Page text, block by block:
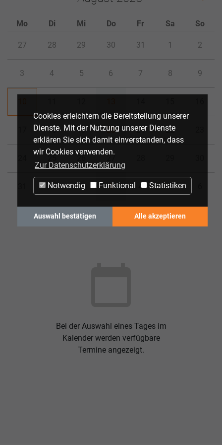
Cookies erleichtern die Bereitstellung unserer
Dienste. Mit der Nutzung unserer Dienste
erklären Sie sich damit einverstanden, dass
wir Cookies verwenden.
Zur Datenschutzerklärung
Notwendig Funktional Statistiken
Auswahl bestätigen Alle akzeptieren
Mo Di Mi Do Fr Sa So
27 28 29 30 31 1 2
3 4 5 6 7 8 9
18 19 20 21 22
1 2 3 4 5
Bei der Auswahl eines Tages im
Kalender werden verfügbare
Termine angezeigt.